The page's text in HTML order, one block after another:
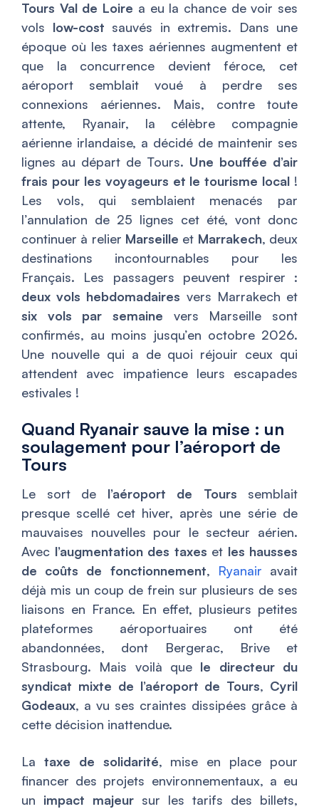
Tours Val de Loire a eu la chance de voir ses
vols low-cost sauvés in extremis. Dans une
époque où les taxes aériennes augmentent et
que la concurrence devient féroce, cet
aéroport semblait voué à perdre ses
connexions aériennes. Mais, contre toute
attente, Ryanair, la célèbre compagnie
aérienne irlandaise, a décidé de maintenir ses
lignes au départ de Tours. Une bouffée d’air
frais pour les voyageurs et le tourisme local !
Les vols, qui semblaient menacés par
l’annulation de 25 lignes cet été, vont donc
continuer à relier Marseille et Marrakech, deux
destinations incontournables pour les
Français. Les passagers peuvent respirer :
deux vols hebdomadaires vers Marrakech et
six vols par semaine vers Marseille sont
confirmés, au moins jusqu’en octobre 2026.
Une nouvelle qui a de quoi réjouir ceux qui
attendent avec impatience leurs escapades
estivales !
Quand Ryanair sauve la mise : un
soulagement pour l’aéroport de
Tours
Le sort de l’aéroport de Tours semblait
presque scellé cet hiver, après une série de
mauvaises nouvelles pour le secteur aérien.
Avec l’augmentation des taxes et les hausses
de coûts de fonctionnement, Ryanair avait
déjà mis un coup de frein sur plusieurs de ses
liaisons en France. En effet, plusieurs petites
plateformes aéroportuaires ont été
abandonnées, dont Bergerac, Brive et
Strasbourg. Mais voilà que le directeur du
syndicat mixte de l’aéroport de Tours, Cyril
Godeaux, a vu ses craintes dissipées grâce à
cette décision inattendue.
La taxe de solidarité, mise en place pour
financer des projets environnementaux, a eu
un impact majeur sur les tarifs des billets,